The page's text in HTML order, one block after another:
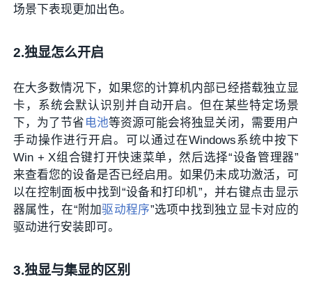
场景下表现更加出色。
2.独显怎么开启
在大多数情况下，如果您的计算机内部已经搭载独立显
卡，系统会默认识别并自动开启。但在某些特定场景
下，为了节省 电池等资源可能会将独显关闭，需要用户
手动操作进行开启。可以通过在Windows系统中按下
Win + X组合键打开快速菜单，然后选择“设备管理器”
来查看您的设备是否已经启用。如果仍未成功激活，可
以在控制面板中找到“设备和打印机”，并右键点击显示
器属性，在“附加驱动程序”选项中找到独立显卡对应的
驱动进行安装即可。
3.独显与集显的区别